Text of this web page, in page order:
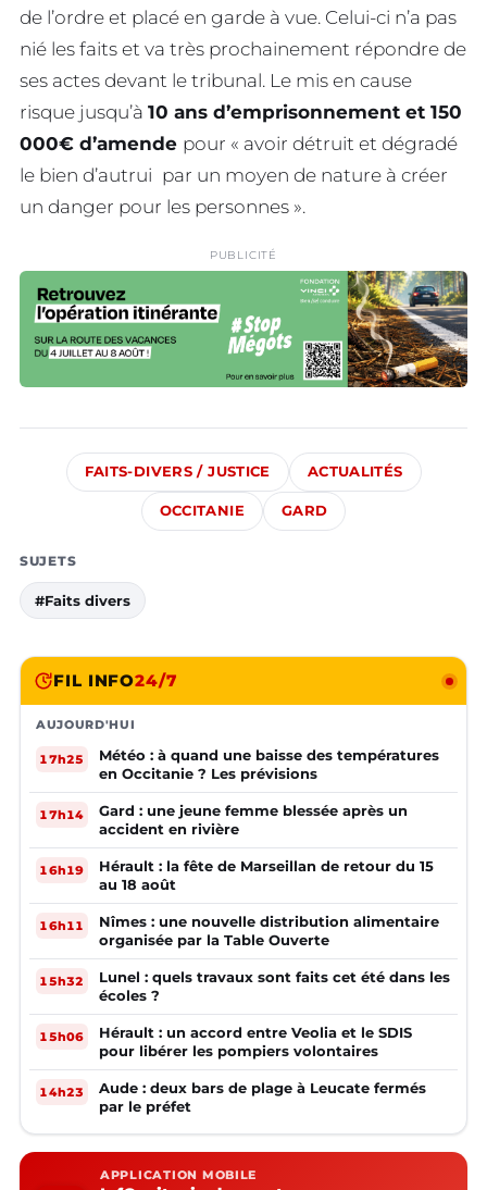
de l’ordre et placé en garde à vue. Celui-ci n’a pas
nié les faits et va très prochainement répondre de
ses actes devant le tribunal. Le mis en cause
risque jusqu’à 10 ans d’emprisonnement et 150
000€ d’amende pour « avoir détruit et dégradé
le bien d’autrui par un moyen de nature à créer
un danger pour les personnes ».
PUBLICITÉ
FAITS-DIVERS / JUSTICE ACTUALITÉS
OCCITANIE GARD
SUJETS
#Faits divers
FIL INFO24/7
AUJOURD'HUI
17h25
Météo : à quand une baisse des températures
en Occitanie ? Les prévisions
17h14
Gard : une jeune femme blessée après un
accident en rivière
16h19
Hérault : la fête de Marseillan de retour du 15
au 18 août
16h11
Nîmes : une nouvelle distribution alimentaire
organisée par la Table Ouverte
15h32
Lunel : quels travaux sont faits cet été dans les
écoles ?
15h06
Hérault : un accord entre Veolia et le SDIS
pour libérer les pompiers volontaires
14h23
Aude : deux bars de plage à Leucate fermés
par le préfet
APPLICATION MOBILE